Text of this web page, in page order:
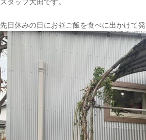
スタッフ大田です。
先日休みの日にお昼ご飯を食べに出かけて